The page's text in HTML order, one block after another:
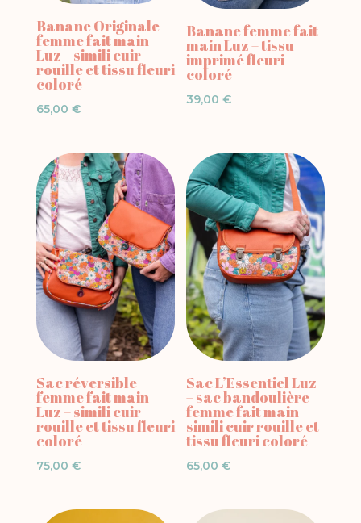
Banane Originale
femme fait main
Luz – simili cuir
rouille et tissu fleuri
coloré
65,00 €
Banane femme fait
main Luz – tissu
imprimé fleuri
coloré
39,00€
Sac réversible
femme fait main
Luz – simili cuir
rouille et tissu fleuri
coloré
75,00 €
Sac L’Essentiel Luz
– sac bandoulière
femme fait main
simili cuir rouille et
tissu fleuri coloré
65,00€